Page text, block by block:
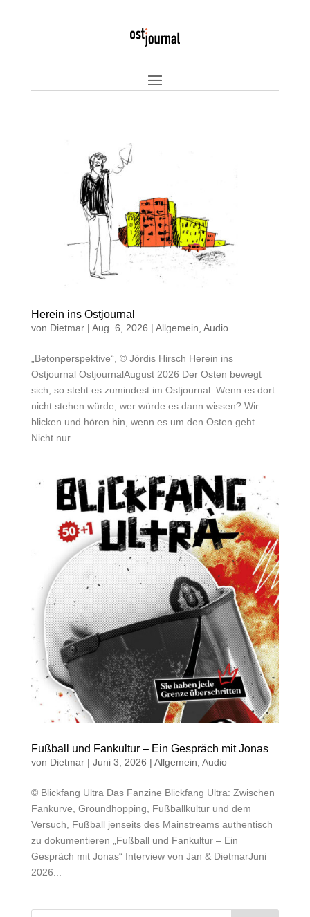
Herein ins Ostjournal
von Dietmar| Aug. 6, 2026 | Allgemein Audio
„Betonperspektive“, © Jördis Hirsch Herein ins
Ostjournal OstjournalAugust 2026 Der Osten bewegt
sich, so steht es zumindest im Ostjournal. Wenn es dort
nicht stehen würde, wer würde es dann wissen? Wir
blicken und hören hin, wenn es um den Osten geht.
Nicht nur...
Fußball und Fankultur – Ein Gespräch mit Jonas
von Dietmar| Juni 3, 2026 | Allgemein Audio
© Blickfang Ultra Das Fanzine Blickfang Ultra: Zwischen
Fankurve, Groundhopping, Fußballkultur und dem
Versuch, Fußball jenseits des Mainstreams authentisch
zu dokumentieren „Fußball und Fankultur – Ein
Gespräch mit Jonas“ Interview von Jan & DietmarJuni
2026...